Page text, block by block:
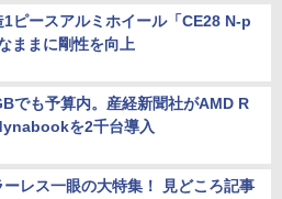
1ピースアルミホイール「CE28 N-p
ままに剛性を向上
でも予算内。産経新聞社がAMD R
を2千台導入
ーレス一眼の大特集！ 見どころ記事